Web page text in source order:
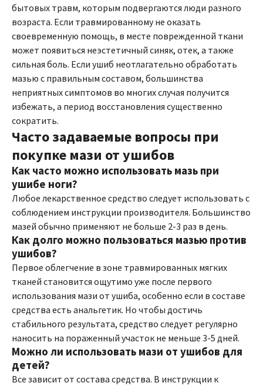
бытовых травм, которым подвергаются люди разного
возраста. Если травмированному не оказать
своевременную помощь, в месте поврежденной ткани
может появиться неэстетичный синяк, отек, а также
сильная боль. Если ушиб неотлагательно обработать
мазью с правильным составом, большинства
неприятных симптомов во многих случая получится
избежать, а период восстановления существенно
сократить.
Часто задаваемые вопросы при
покупке мази от ушибов
Как часто можно использовать мазь при
ушибе ноги?
Любое лекарственное средство следует использовать с
соблюдением инструкции производителя. Большинство
мазей обычно применяют не больше 2-3 раз в день.
Как долго можно пользоваться мазью против
ушибов?
Первое облегчение в зоне травмированных мягких
тканей становится ощутимо уже после первого
использования мази от ушиба, особенно если в составе
средства есть анальгетик. Но чтобы достичь
стабильного результата, средство следует регулярно
наносить на пораженный участок не меньше 3-5 дней.
Можно ли использовать мази от ушибов для
детей?
Все зависит от состава средства. В инструкции к